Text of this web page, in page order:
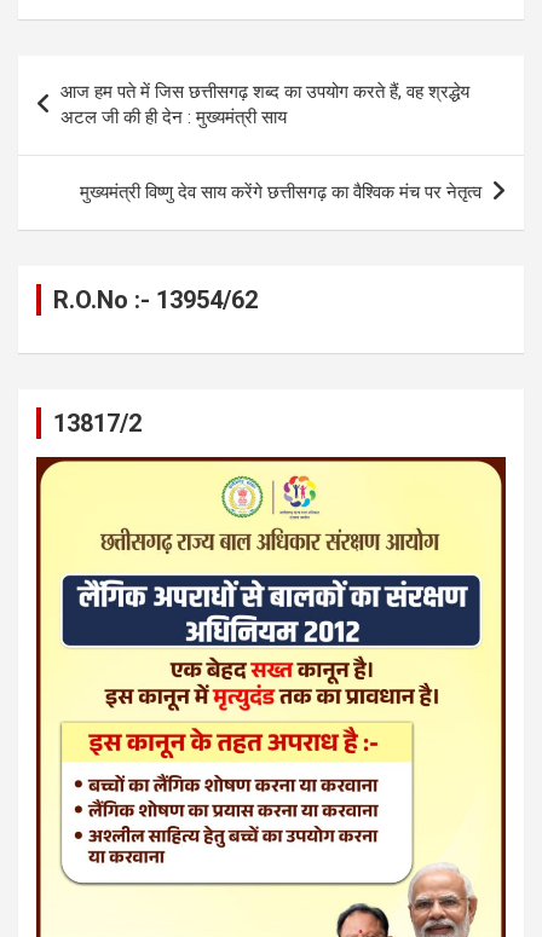
ce
o
o
k
se
n
g
er
at
A
p
p
e
a
m
ail py
Li
n
k
ar
navigation
आज हम पते में जिस छत्तीसगढ़ शब्द का उपयोग करते हैं, वह श्रद्धेय
अटल जी की ही देन : मुख्यमंत्री साय
मुख्यमंत्री विष्णु देव साय करेंगे छत्तीसगढ़ का वैश्विक मंच पर नेतृत्व
R.O.No :- 13954/62
13817/2